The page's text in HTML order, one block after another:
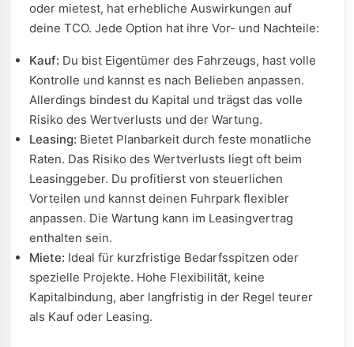
oder mietest, hat erhebliche Auswirkungen auf
deine TCO. Jede Option hat ihre Vor- und Nachteile:
Kauf: Du bist Eigentümer des Fahrzeugs, hast volle
Kontrolle und kannst es nach Belieben anpassen.
Allerdings bindest du Kapital und trägst das volle
Risiko des Wertverlusts und der Wartung.
Leasing: Bietet Planbarkeit durch feste monatliche
Raten. Das Risiko des Wertverlusts liegt oft beim
Leasinggeber. Du profitierst von steuerlichen
Vorteilen und kannst deinen Fuhrpark flexibler
anpassen. Die Wartung kann im Leasingvertrag
enthalten sein.
Miete: Ideal für kurzfristige Bedarfsspitzen oder
spezielle Projekte. Hohe Flexibilität, keine
Kapitalbindung, aber langfristig in der Regel teurer
als Kauf oder Leasing.